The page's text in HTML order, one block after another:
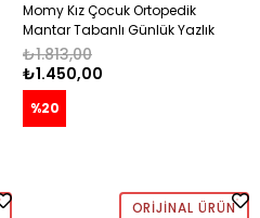
Momy Kız Çocuk Ortopedik
Mantar Tabanlı Günlük Yazlık
Sandalet 26-30 FUŞYA
₺1.450,00
₺1.813,00
%20
ORIJINAL ÜRÜN